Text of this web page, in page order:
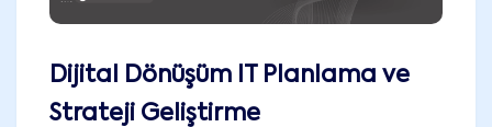
Dijital Dönüşüm IT Planlama ve
Strateji Geliştirme